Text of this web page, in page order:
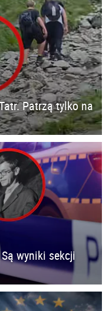
Patrzą tylko na
wyniki sekcji